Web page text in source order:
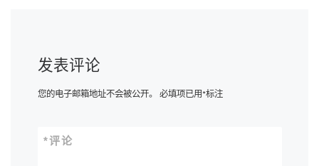
发表评论
您的电子邮箱地址不会被公开。 必填项已用*标注
评论
*